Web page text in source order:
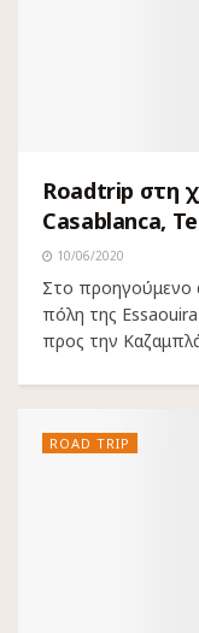
Roadtrip στη
Casablanca,
10/06/2020
Στο προηγούμενο
πόλη της
προς την
ROAD TRIP